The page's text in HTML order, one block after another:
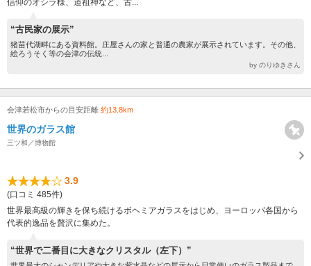
信仰のオシラ様、道祖神など、古...
“古民家の展示”
猪苗代湖畔にある資料館。庄屋さんの家と普通の農家が展示されています。その他、
絵ろうそく等の会津の伝統...
by のりゆきさん
会津若松市からの目安距離 約13.8km
世界のガラス館
三ツ和／博物館
3.9
(口コミ 485件)
世界最高級の輝きを保ち続けるボヘミアガラスをはじめ、ヨーロッパ各国から
代表的逸品を贅沢に集めた。
“世界で二番目に大きなクリスタル（左下）”